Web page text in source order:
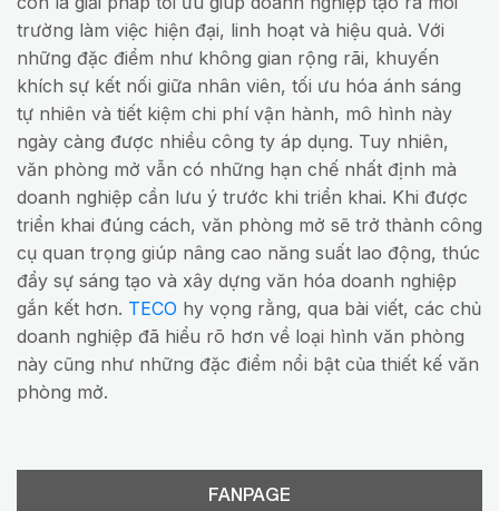
trường làm việc hiện đại, linh hoạt và hiệu quả. Với
những đặc điểm như không gian rộng rãi, khuyến
khích sự kết nối giữa nhân viên, tối ưu hóa ánh sáng
tự nhiên và tiết kiệm chi phí vận hành, mô hình này
ngày càng được nhiều công ty áp dụng. Tuy nhiên,
văn phòng mở vẫn có những hạn chế nhất định mà
doanh nghiệp cần lưu ý trước khi triển khai. Khi được
triển khai đúng cách, văn phòng mở sẽ trở thành công
cụ quan trọng giúp nâng cao năng suất lao động, thúc
đẩy sự sáng tạo và xây dựng văn hóa doanh nghiệp
gắn kết hơn. TECO hy vọng rằng, qua bài viết, các chủ
doanh nghiệp đã hiểu rõ hơn về loại hình văn phòng
này cũng như những đặc điểm nổi bật của thiết kế văn
phòng mở.
FANPAGE